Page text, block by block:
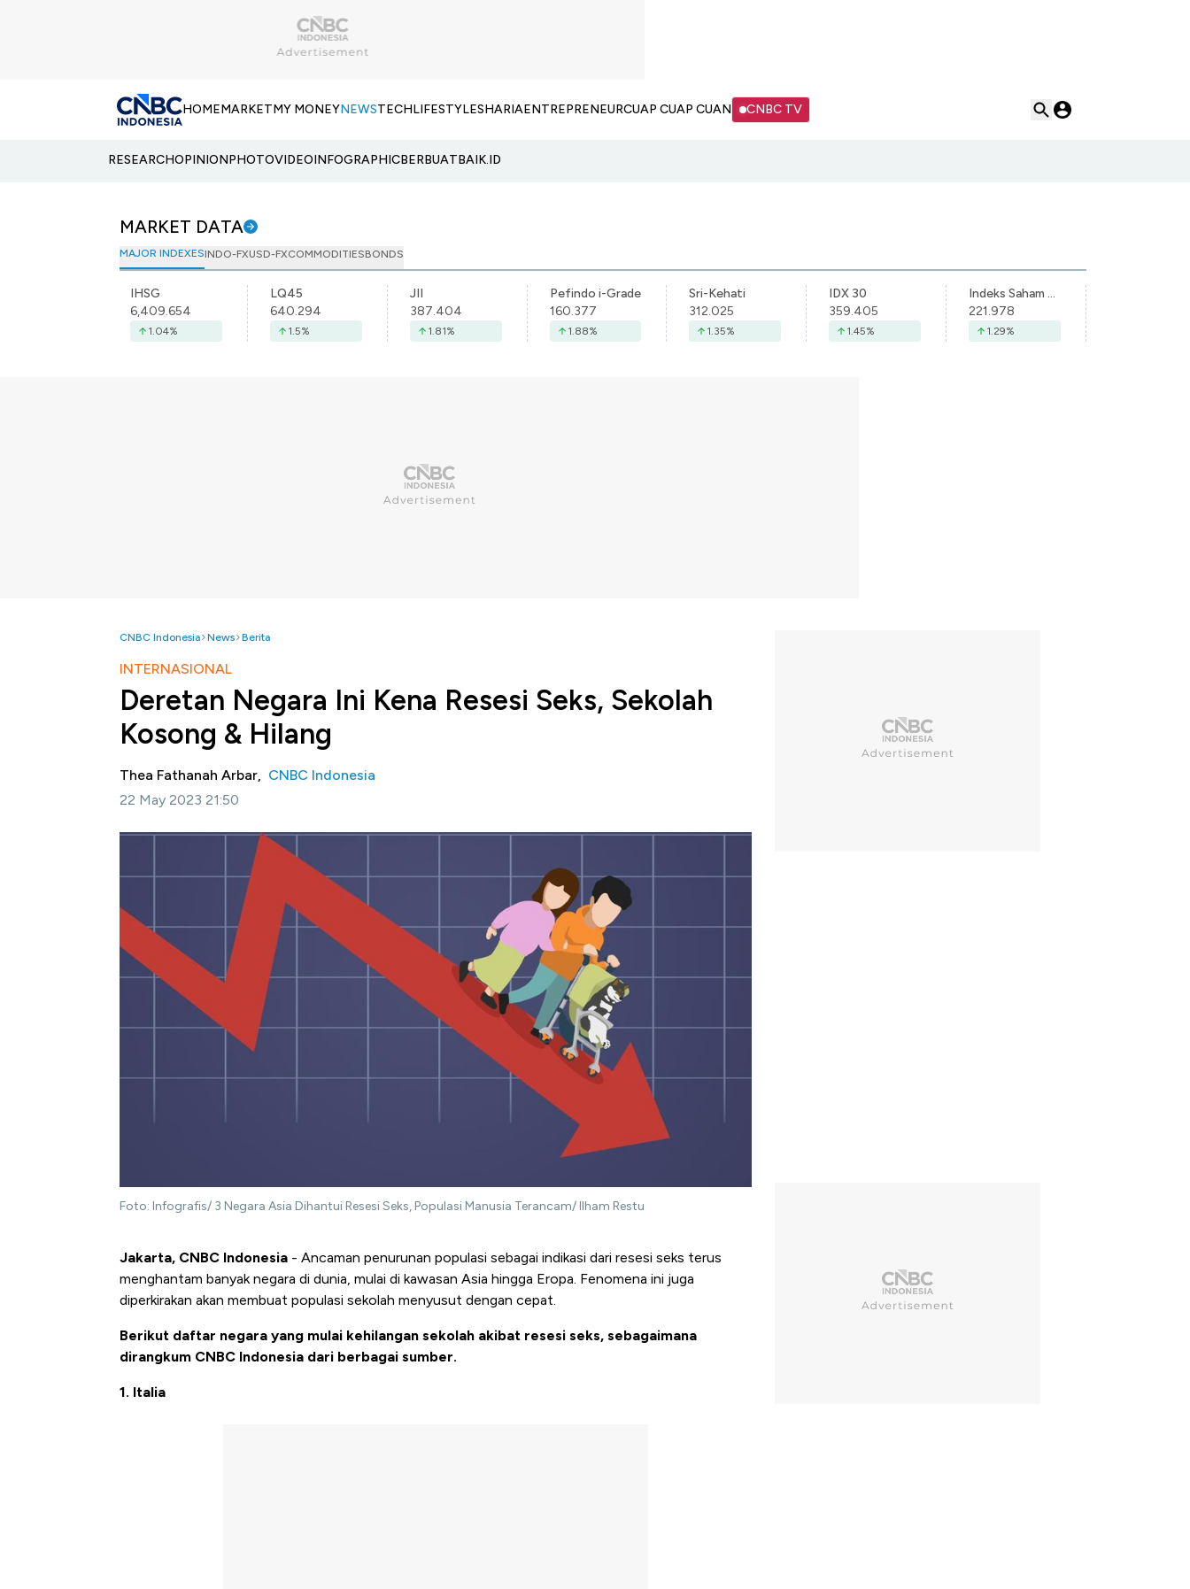
HOMEMARKETMY MONEYNEWSTECHLIFESTYLESHARIAENTREPRENEURCUAP CUAP CUAN CNBC TV
RESEARCHOPINIONPHOTOVIDEOINFOGRAPHICBERBUATBAIK.ID
MARKET DATA
MAJOR INDEXESINDO-FXUSD-FXCOMMODITIESBONDS
IHSG
6,409.654
1.04%
LQ45
640.294
1.5%
JII
387.404
1.81%
Pefindo i-Grade
160.377
1.88%
Sri-Kehati
312.025
1.35%
IDX 30
359.405
1.45%
Indeks Saham Syariah Indonesia
221.978
1.29%
CNBC Indonesia News Berita
INTERNASIONAL
Deretan Negara Ini Kena Resesi Seks, Sekolah
Kosong & Hilang
Thea Fathanah Arbar, CNBC Indonesia
22 May 2023 21:50
Foto: Infografis/ 3 Negara Asia Dihantui Resesi Seks, Populasi Manusia Terancam/ Ilham Restu
Jakarta, CNBC Indonesia - Ancaman penurunan populasi sebagai indikasi dari resesi seks terus
menghantam banyak negara di dunia, mulai di kawasan Asia hingga Eropa. Fenomena ini juga
diperkirakan akan membuat populasi sekolah menyusut dengan cepat.
Berikut daftar negara yang mulai kehilangan sekolah akibat resesi seks, sebagaimana
dirangkum CNBC Indonesia dari berbagai sumber.
1. Italia